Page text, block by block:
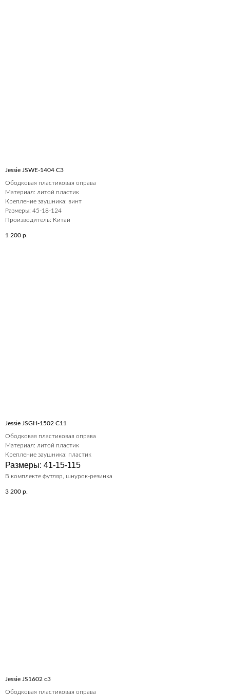
Jessie JSWE-1404 С3
Ободковая пластиковая оправа
Материал: литой пластик
Крепление заушника: винт
Размеры: 45-18-124
Производитель: Китай
1 200 р.
Jessie JSGH-1502 C11
Ободковая пластиковая оправа
Материал: литой пластик
Крепление заушника: пластик
Размеры: 41-15-115
В комплекте футляр, шнурок-резинка
3 200 р.
Jessie JS1602 c3
Ободковая пластиковая оправа